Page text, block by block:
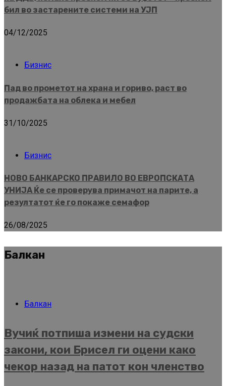
бил во застарените системи на УЈП
04/12/2025
Бизнис
Пад во прометот на храна и гориво, раст во
продажбата на облека и мебел
31/10/2025
Бизнис
НОВО БАНКАРСКО ПРАВИЛО ВО ЕВРОПСКАТА
УНИЈА Ќе се проверува примачот на парите, а
резултатот ќе го покаже семафор
26/08/2025
Балкан
Балкан
Вучиќ потпиша измени на судски
закони, кои Брисел ги оцени како
чекор назад на патот кон членство